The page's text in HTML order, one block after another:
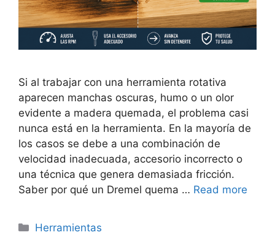
Si al trabajar con una herramienta rotativa
aparecen manchas oscuras, humo o un olor
evidente a madera quemada, el problema casi
nunca está en la herramienta. En la mayoría de
los casos se debe a una combinación de
velocidad inadecuada, accesorio incorrecto o
una técnica que genera demasiada fricción.
Saber por qué un Dremel quema … Read more
Categorías
Herramientas